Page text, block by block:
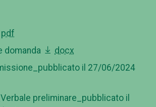
pdf
domanda
docx
il 27/06/2024
preliminare_pubblicato il